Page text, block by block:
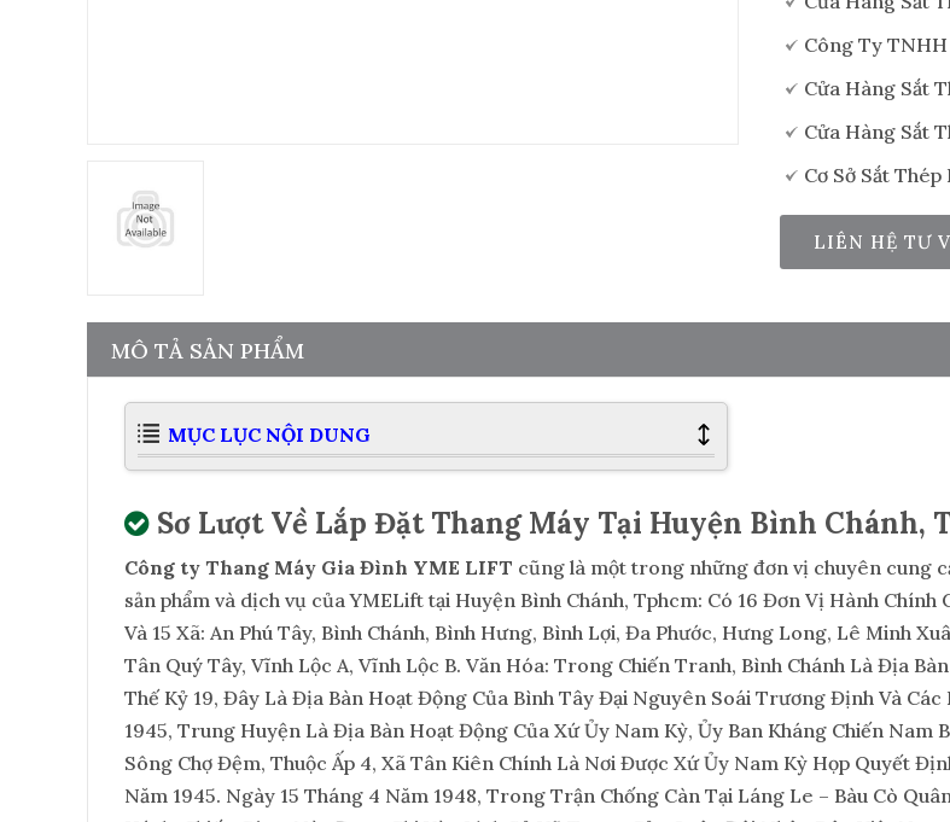
Công Ty
Cửa Hàng Sắt
Cửa Hàng Sắt
Cơ Sở Sắt
LIÊN HỆ TƯ
MÔ TẢ SẢN PHẨM
MỤC LỤC NỘI DUNG
Sơ Lượt Về Lắp Đặt Thang Máy Tại Huyện Bình Chánh,
Công ty Thang Máy Gia Đình YME LIFT cũng là một trong những đơn vị chuyên cung
sản phẩm và dịch vụ của YMELift tại Huyện Bình Chánh, Tphcm: Có 16 Đơn Vị Hành
Và 15 Xã: An Phú Tây, Bình Chánh, Bình Hưng, Bình Lợi, Đa Phước, Hưng Long, Lê Minh
Tân Quý Tây, Vĩnh Lộc A, Vĩnh Lộc B. Văn Hóa: Trong Chiến Tranh, Bình Chánh Là Địa
Thế Kỷ 19, Đây Là Địa Bàn Hoạt Động Của Bình Tây Đại Nguyên Soái Trương Định Và
1945, Trung Huyện Là Địa Bàn Hoạt Động Của Xứ Ủy Nam Kỳ, Ủy Ban Kháng Chiến Nam
Sông Chợ Đệm, Thuộc Ấp 4, Xã Tân Kiên Chính Là Nơi Được Xứ Ủy Nam Kỳ Họp Quyết
Năm 1945. Ngày 15 Tháng 4 Năm 1948, Trong Trận Chống Càn Tại Láng Le – Bàu Cò